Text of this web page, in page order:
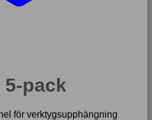
pack
för verktygsupphängning